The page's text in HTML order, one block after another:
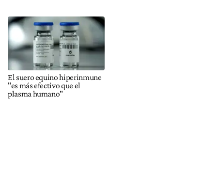
El suero equino hiperinmune
"es más efectivo que el
plasma humano"